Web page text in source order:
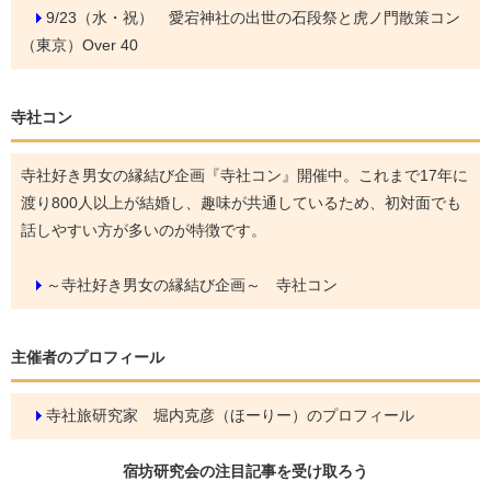
9/23（水・祝） 愛宕神社の出世の石段祭と虎ノ門散策コン
（東京）Over 40
寺社コン
寺社好き男女の縁結び企画『寺社コン』開催中。これまで17年に
渡り800人以上が結婚し、趣味が共通しているため、初対面でも
話しやすい方が多いのが特徴です。
～寺社好き男女の縁結び企画～ 寺社コン
主催者のプロフィール
寺社旅研究家 堀内克彦（ほーりー）のプロフィール
宿坊研究会の注目記事を受け取ろう